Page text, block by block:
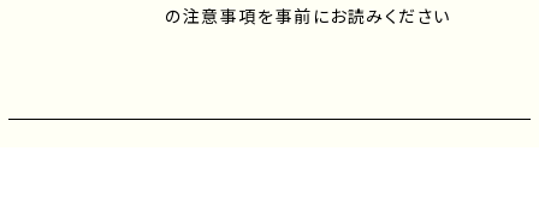
の注意事項を事前にお読みください